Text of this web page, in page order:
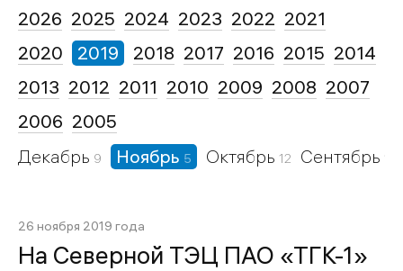
2026 2025 2024 2023 2022 2021
2020
2019
Декабрь 9 Ноябрь 5 Октябрь 12 Сентябрь
2018 2017 2016 2015 2014
2013 2012 2011 2010 2009 2008 2007
2006 2005
26 ноября 2019 года
На Северной ТЭЦ ПАО «ТГК-1»